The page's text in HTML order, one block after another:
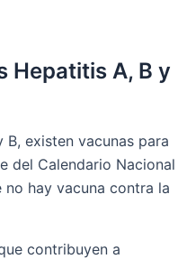
Hepatitis A, B y
existen vacunas para
del Calendario Nacional
no hay vacuna contra la
contribuyen a